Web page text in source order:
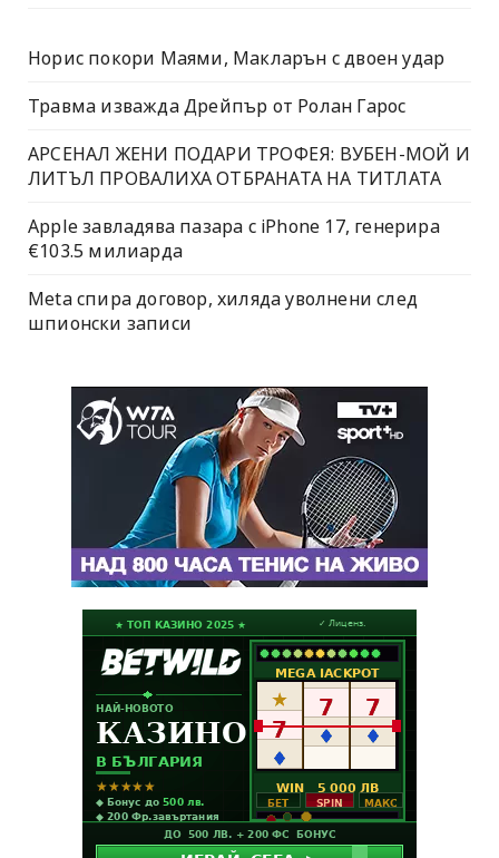
Норис покори Маями, Макларън с двоен удар
Травма изважда Дрейпър от Ролан Гарос
АРСЕНАЛ ЖЕНИ ПОДАРИ ТРОФЕЯ: ВУБЕН-МОЙ И
ЛИТЪЛ ПРОВАЛИХА ОТБРАНАТА НА ТИТЛАТА
Apple завладява пазара с iPhone 17, генерира
€103.5 милиарда
Meta спира договор, хиляда уволнени след
шпионски записи